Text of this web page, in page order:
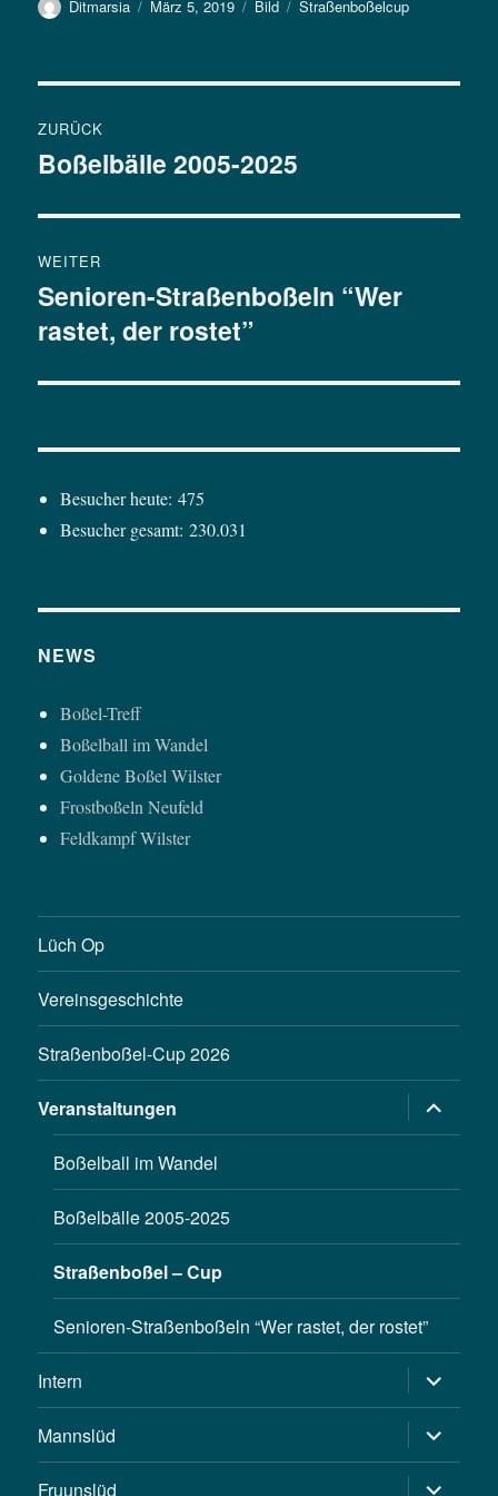
Autor
Ditmarsia
Veröffentlicht
März 5, 2019 Format
Bild Kategorien
Straßenboßelcup
Navigation
ZURÜCK
Vorheriger
Boßelbälle 2005-2025
WEITER
Nächster
Beitrag:
Senioren-Straßenboßeln “Wer
rastet, der rostet”
Besucher heute:475
Besucher gesamt:230.031
NEWS
Boßel-Treff
Boßelball im Wandel
Goldene Boßel Wilster
Frostboßeln Neufeld
Feldkampf Wilster
Lüch Op
Vereinsgeschichte
Straßenboßel-Cup 2026
Veranstaltungen
öffnen
Boßelball im Wandel
Boßelbälle 2005-2025
Straßenboßel – Cup
Senioren-Straßenboßeln “Wer rastet, der rostet”
Intern
öffnen
Mannslüd
öffnen
Fruunslüd